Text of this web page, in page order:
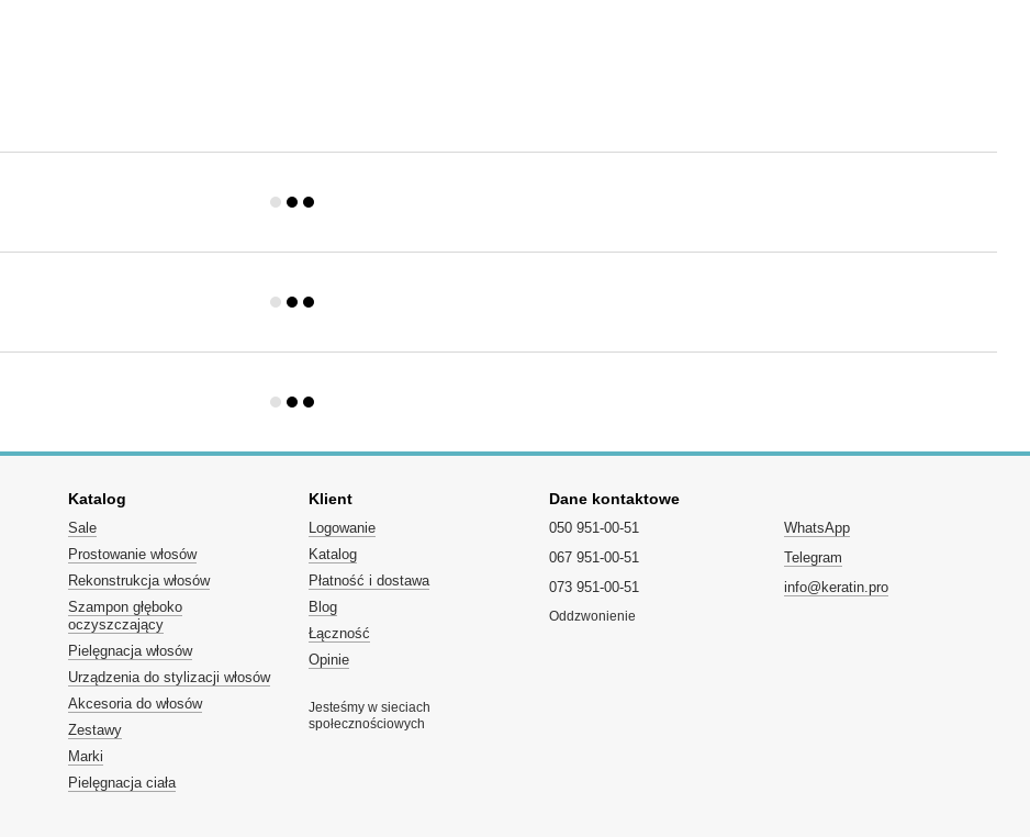
Katalog
Sale
Prostowanie włosów
Rekonstrukcja włosów
Szampon głęboko
oczyszczający
Pielęgnacja włosów
Urządzenia do stylizacji włosów
Akcesoria do włosów
Zestawy
Marki
Pielęgnacja ciała
Klient
Logowanie
Katalog
Płatność i dostawa
Blog
Łączność
Opinie
Jesteśmy w sieciach
społecznościowych
Dane kontaktowe
050 951-00-51
067 951-00-51
073 951-00-51
Oddzwonienie
WhatsApp
Telegram
info@keratin.pro